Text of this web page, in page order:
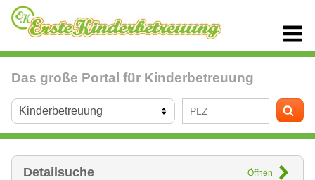
Das große Portal für Kinderbetreuung
Detailsuche Öffnen